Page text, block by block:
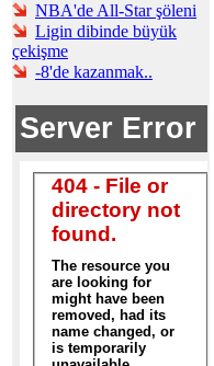
NBA'de All-Star şöleni
Ligin dibinde büyük
çekişme
-8'de kazanmak..